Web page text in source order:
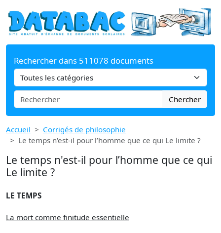
Rechercher dans 511078 documents
Chercher
Accueil
Corrigés de philosophie
Le temps n'est-il pour l’homme que ce qui Le limite ?
Le temps n'est-il pour l’homme que ce qui
Le limite ?
LE TEMPS
La mort comme finitude essentielle